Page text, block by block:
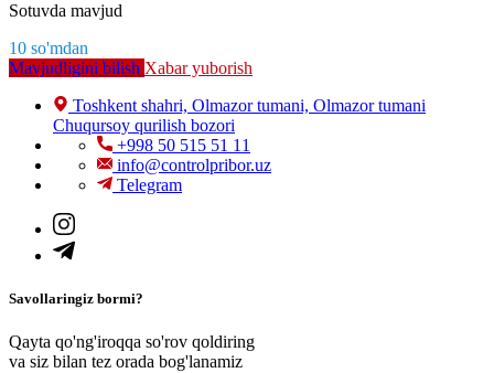
Sotuvda mavjud
10 so'mdan
Mavjudligini bilish Xabar yuborish
Toshkent shahri, Olmazor tumani, Olmazor tumani
Chuqursoy qurilish bozori
+998 50 515 51 11
info@controlpribor.uz
Telegram
Savollaringiz bormi?
Qayta qo'ng'iroqqa so'rov qoldiring
va siz bilan tez orada bog'lanamiz